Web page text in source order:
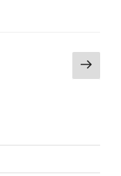
Seite